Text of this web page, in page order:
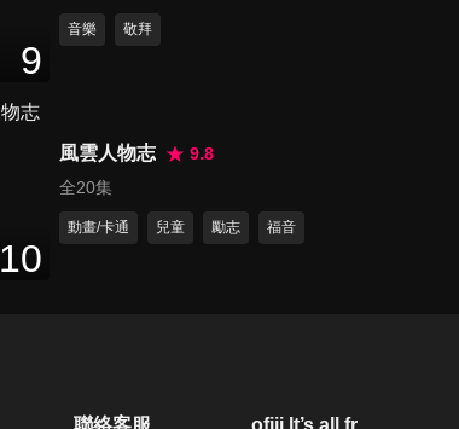
第506集 別無所求
9
音樂 敬拜
10
風雲人物志
9.8
全20集
動畫/卡通 兒童 勵志 福音
聯絡客服